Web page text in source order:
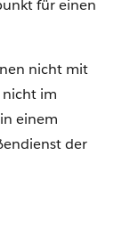
für einen
nicht mit
im
einem
der